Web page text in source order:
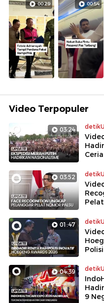
00:29 00:54
Video Terpopuler
03:24
03:52
01:47
04:39
9